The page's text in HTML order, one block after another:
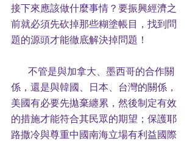
接下來應該做什麼事情？要振興經濟之
前就必須先砍掉那些糊塗帳目，找到問
題的源頭才能徹底解決掉問題！
係，還是與韓國、日本、台灣的關係，
美國有必要先拋棄纏累，然後制定有效
的措施才能符合其民眾的期望；保護耶
路撒冷與尊重中國南海立場有利益國際